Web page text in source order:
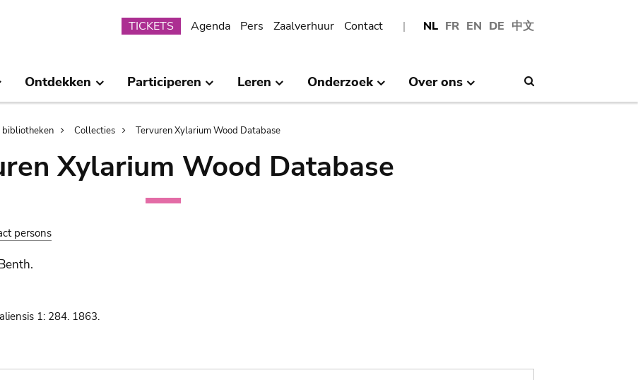
NL FR EN DE 中文
Submenu
TICKETS Agenda Pers Zaalverhuur Contact
Ontdekken Participeren Leren Onderzoek Over ons
bibliotheken Collecties Tervuren Xylarium Wood Database
Xylarium Wood Database
persons
1: 284. 1863.